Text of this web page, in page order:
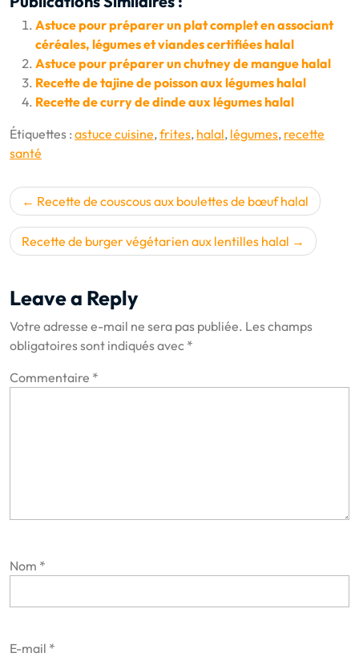
Astuce pour préparer un plat complet en associant
céréales, légumes et viandes certifiées halal
Astuce pour préparer un chutney de mangue halal
Recette de tajine de poisson aux légumes halal
Recette de curry de dinde aux légumes halal
Étiquettes : astuce cuisine, frites, halal, légumes, recette
santé
Navigation
de
l’article
Recette de couscous aux boulettes de bœuf halal
Recette de burger végétarien aux lentilles halal
Leave a Reply
Votre adresse e-mail ne sera pas publiée. Les champs
obligatoires sont indiqués avec *
Commentaire *
Nom *
E-mail *